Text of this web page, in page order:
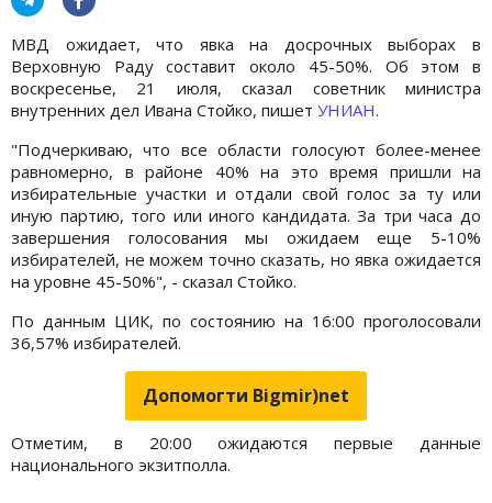
МВД ожидает, что явка на досрочных выборах в
Верховную Раду составит около 45-50%. Об этом в
воскресенье, 21 июля, сказал советник министра
внутренних дел Ивана Стойко, пишет УНИАН.
"Подчеркиваю, что все области голосуют более-менее
равномерно, в районе 40% на это время пришли на
избирательные участки и отдали свой голос за ту или
иную партию, того или иного кандидата. За три часа до
завершения голосования мы ожидаем еще 5-10%
избирателей, не можем точно сказать, но явка ожидается
на уровне 45-50%", - сказал Стойко.
По данным ЦИК, по состоянию на 16:00 проголосовали
36,57% избирателей.
Допомогти Bigmir)net
Отметим, в 20:00 ожидаются первые данные
национального экзитполла.